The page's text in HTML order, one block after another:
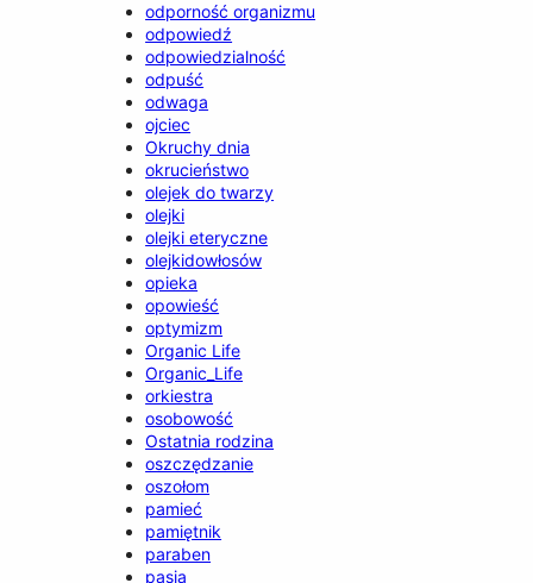
odporność organizmu
odpowiedź
odpowiedzialność
odpuść
odwaga
ojciec
Okruchy dnia
okrucieństwo
olejek do twarzy
olejki
olejki eteryczne
olejkidowłosów
opieka
opowieść
optymizm
Organic Life
Organic_Life
orkiestra
osobowość
Ostatnia rodzina
oszczędzanie
oszołom
pamieć
pamiętnik
paraben
pasja